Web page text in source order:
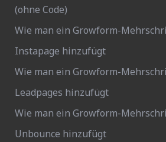
(ohne Code)
Wie man ein Growform-
Instapage hinzufügt
Wie man ein Growform-
Leadpages hinzufügt
Wie man ein Growform-
Unbounce hinzufügt